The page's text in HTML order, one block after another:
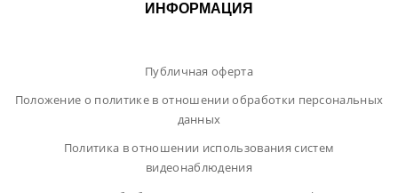
ИНФОРМАЦИЯ
Публичная оферта
Положение о политике в отношении обработки персональных
данных
Политика в отношении использования систем
видеонаблюдения